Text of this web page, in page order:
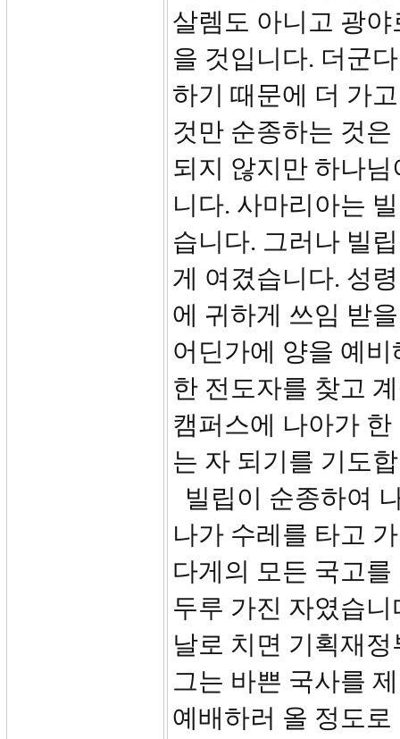
살렘도 아니고 광
을 것입니다. 더군
하기 때문에 더 가
것만 순종하는 것
되지 않지만 하나
니다. 사마리아는
습니다. 그러나 빌
게 여겼습니다. 성
에 귀하게 쓰임 받
어딘가에 양을 예
한 전도자를 찾고
캠퍼스에 나아가
는 자 되기를 기도
빌립이 순종하여
나가 수레를 타고
다게의 모든 국고
두루 가진 자였습
날로 치면 기획재
그는 바쁜 국사를
예배하러 올 정도